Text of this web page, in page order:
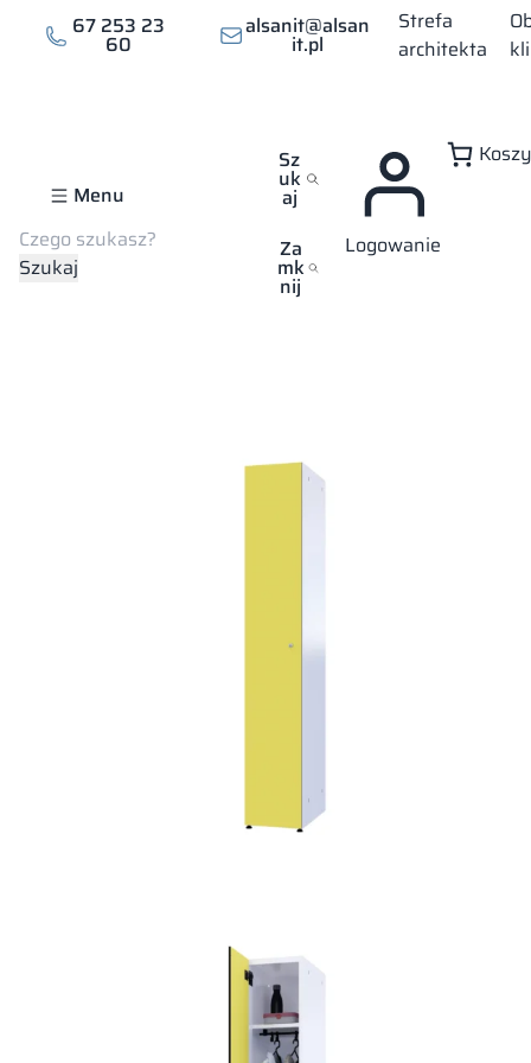
67 253 23
60
alsanit@alsan
it.pl
Strefa
architekta
Menu
Szukaj
Szukaj
Sz
uk
aj
Za
mk
nij
Logowanie
Strona główna Sklep Szafki ubraniowe Szafka metalowa z
Szafka metalowa z HPL –